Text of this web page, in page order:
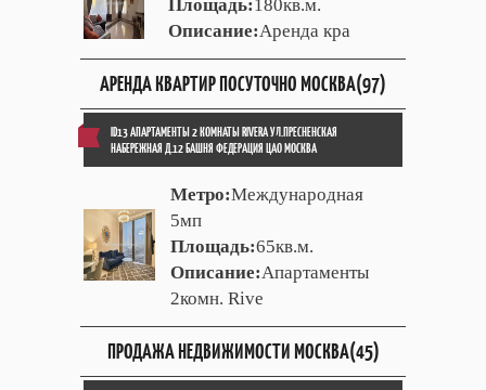
Площадь:180кв.м.
Описание:Аренда кра
АРЕНДА КВАРТИР ПОСУТОЧНО МОСКВА(97)
ID13 АПАРТАМЕНТЫ 2 КОМНАТЫ RIVERA УЛ.ПРЕСНЕНСКАЯ
НАБЕРЕЖНАЯ Д.12 БАШНЯ ФЕДЕРАЦИЯ ЦАО МОСКВА
Метро:Международная
5мп
Площадь:65кв.м.
Описание:Апартаменты
2комн. Rive
ПРОДАЖА НЕДВИЖИМОСТИ МОСКВА(45)